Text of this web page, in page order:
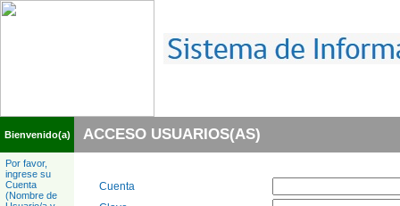
Bienvenido(a)
Por favor,
ingrese su
Cuenta
(Nombre de
ACCESO USUARIOS(AS)
Cuenta